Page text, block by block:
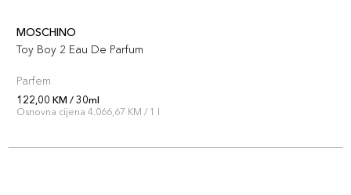
MOSCHINO
Toy Boy 2 Eau De Parfum
Parfem
122,00 KM / 30ml
Osnovna cijena 4.066,67 KM / 1 l